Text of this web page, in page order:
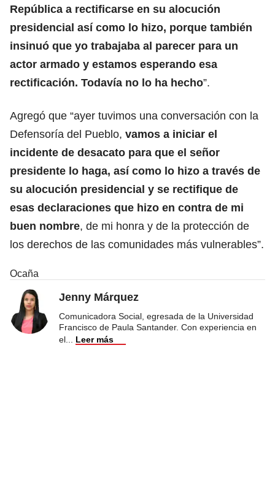
República a rectificarse en su alocución
presidencial así como lo hizo, porque también
insinuó que yo trabajaba al parecer para un
actor armado y estamos esperando esa
rectificación. Todavía no lo ha hecho”.
Agregó que “ayer tuvimos una conversación con la
Defensoría del Pueblo, vamos a iniciar el
incidente de desacato para que el señor
presidente lo haga, así como lo hizo a través de
su alocución presidencial y se rectifique de
esas declaraciones que hizo en contra de mi
buen nombre, de mi honra y de la protección de
los derechos de las comunidades más vulnerables”.
Ocaña
Jenny Márquez
Comunicadora Social, egresada de la Universidad
Francisco de Paula Santander. Con experiencia en
el
Leer más